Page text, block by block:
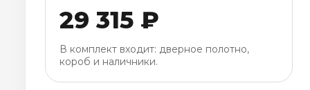
29 315 ₽
В комплект входит: дверное полотно,
короб и наличники.